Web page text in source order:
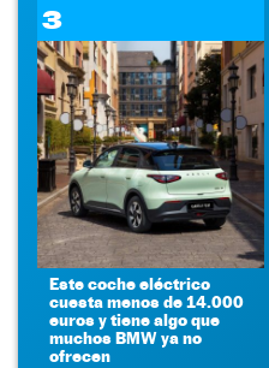
3
Este coche eléctrico
cuesta menos de 14.000
euros y tiene algo que
muchos BMW ya no
ofrecen